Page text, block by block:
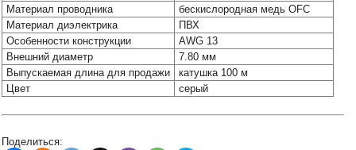
Материал проводника
бескислородная медь OFC
Материал диэлектрика
ПВХ
Особенности конструкции
AWG 13
Внешний диаметр
7.80 мм
Выпускаемая длина для продажи
катушка 100 м
Цвет
серый
Поделиться: